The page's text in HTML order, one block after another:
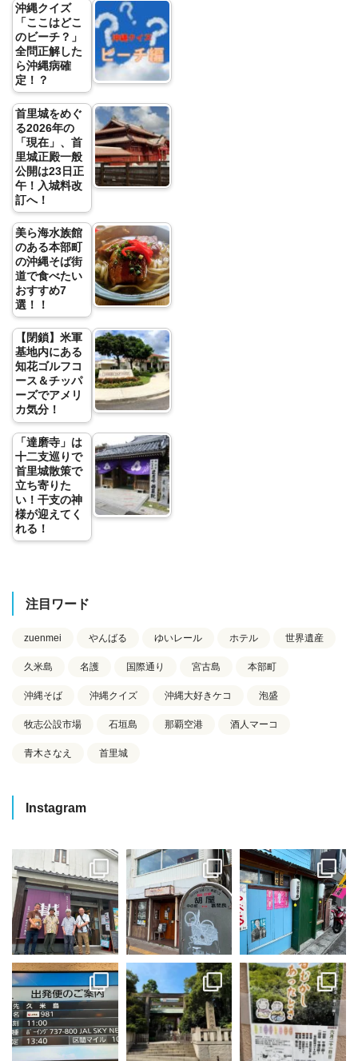
沖縄クイズ
「ここはどこ
のビーチ？」
全問正解した
ら沖縄病確
定！？
首里城をめぐ
る2026年の
「現在」、首
里城正殿一般
公開は23日正
午！入城料改
訂へ！
美ら海水族館
のある本部町
の沖縄そば街
道で食べたい
おすすめ7
選！！
【閉鎖】米軍
基地内にある
知花ゴルフコ
ース＆チッパ
ーズでアメリ
カ気分！
「達磨寺」は
十二支巡りで
首里城散策で
立ち寄りた
い！干支の神
様が迎えてく
れる！
注目ワード
zuenmei やんばる ゆいレール ホテル 世界遺産
久米島 名護 国際通り 宮古島 本部町
沖縄そば 沖縄クイズ 沖縄大好きケコ 泡盛
牧志公設市場 石垣島 那覇空港 酒人マーコ
青木さなえ 首里城
Instagram